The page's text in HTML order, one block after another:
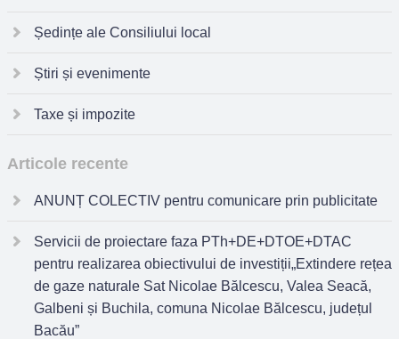
Ședințe ale Consiliului local
Știri și evenimente
Taxe și impozite
Articole recente
ANUNȚ COLECTIV pentru comunicare prin publicitate
Servicii de proiectare faza PTh+DE+DTOE+DTAC
pentru realizarea obiectivului de investiții„Extindere rețea
de gaze naturale Sat Nicolae Bălcescu, Valea Seacă,
Galbeni și Buchila, comuna Nicolae Bălcescu, județul
Bacău”